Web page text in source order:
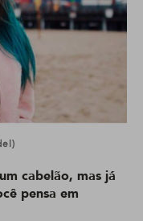
cabelão, mas já
pensa em